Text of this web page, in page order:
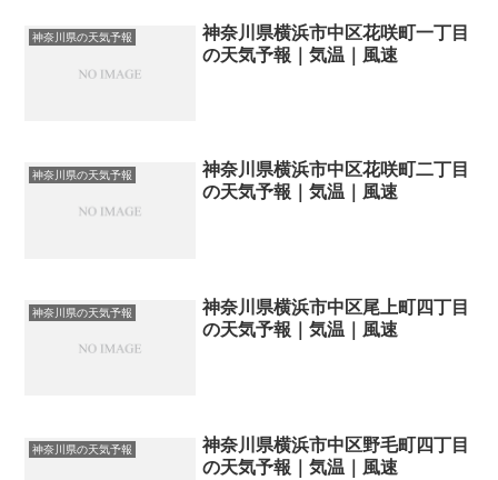
神奈川県の天気予報
神奈川県横浜市中区花咲町一丁目
の天気予報｜気温｜風速
神奈川県の天気予報
神奈川県横浜市中区花咲町二丁目
の天気予報｜気温｜風速
神奈川県の天気予報
神奈川県横浜市中区尾上町四丁目
の天気予報｜気温｜風速
神奈川県の天気予報
神奈川県横浜市中区野毛町四丁目
の天気予報｜気温｜風速